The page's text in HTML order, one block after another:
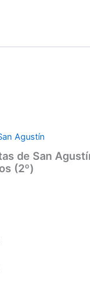
Agustín
de San
(2º)